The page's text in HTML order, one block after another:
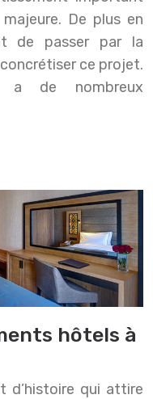
De plus en
de passer par la
ce projet.
a de nombreux
hôtels à
d’histoire qui attire